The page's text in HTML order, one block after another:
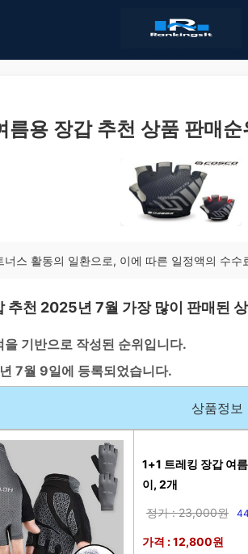
름용 장갑 추천 상품 판매
스 활동의 일환으로, 이에 따른 일정액의 수수
추천 2025년 7월 가장 많이 판매된
기반으로 작성된 순위입니다.
7월 9일에 등록되었습니다.
상품정보
1+1 트레킹 장갑 여
이, 2개
정가 : 23,000원
가격 : 12,800원